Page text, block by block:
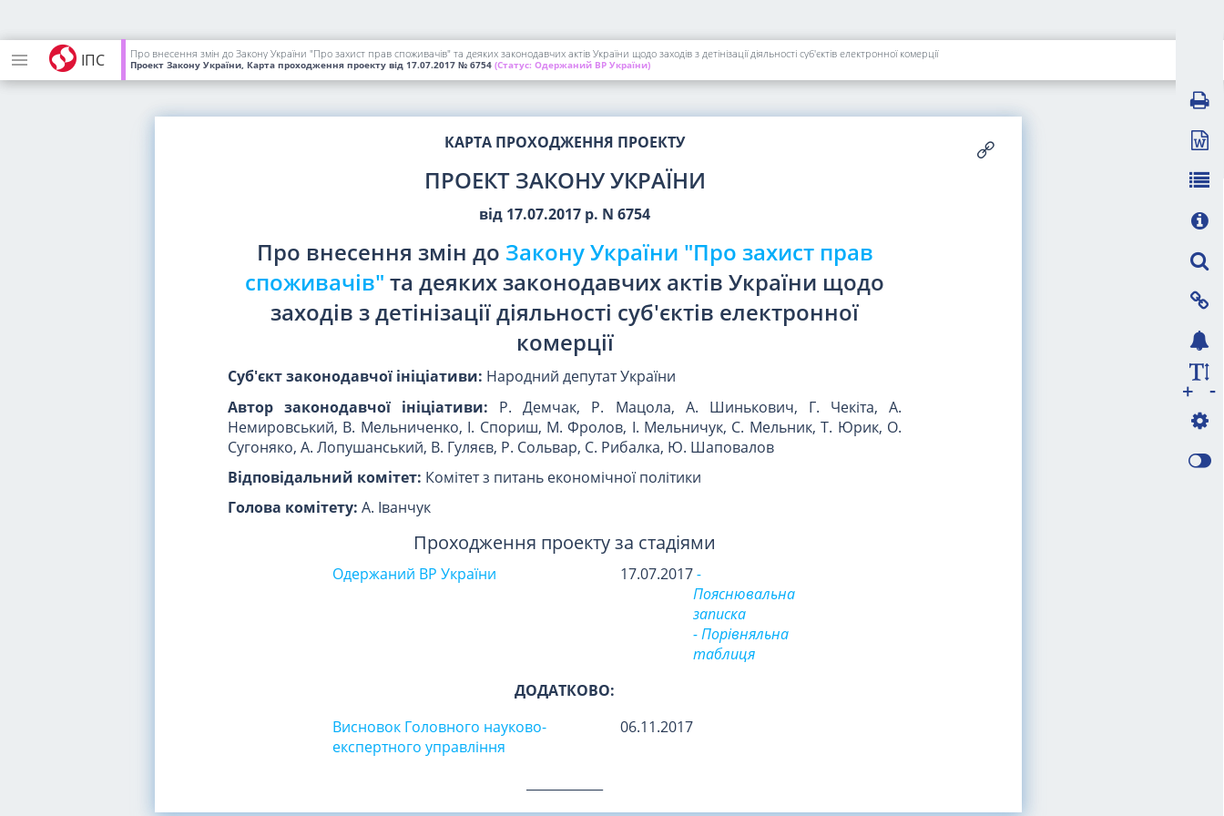
ІПС Про внесення змін до Закону України "Про захист прав споживачів" та деяких законодавчих актів України щодо заходів з детінізації діяльності суб'єктів електронної комерції
Проект Закону України, Карта проходження проекту від 17.07.2017 № 6754 (Статус: Одержаний ВР України)
КАРТА ПРОХОДЖЕННЯ ПРОЕКТУ
ПРОЕКТ ЗАКОНУ УКРАЇНИ
від 17.07.2017 р. N 6754
Про внесення змін до Закону України "Про захист прав
споживачів" та деяких законодавчих актів України щодо
заходів з детінізації діяльності суб'єктів електронної
комерції
Суб'єкт законодавчої ініціативи: Народний депутат України
Автор законодавчої ініціативи: Р. Демчак, Р. Мацола, А. Шинькович, Г. Чекіта, А.
Немировський, В. Мельниченко, І. Спориш, М. Фролов, І. Мельничук, С. Мельник, Т. Юрик, О.
Сугоняко, А. Лопушанський, В. Гуляєв, Р. Сольвар, С. Рибалка, Ю. Шаповалов
Відповідальний комітет: Комітет з питань економічної політики
Голова комітету: А. Іванчук
Проходження проекту за стадіями
Одержаний ВР України 17.07.2017-
Пояснювальна
записка
- Порівняльна
таблиця
ДОДАТКОВО:
Висновок Головного науково-
експертного управління
06.11.2017
-
+